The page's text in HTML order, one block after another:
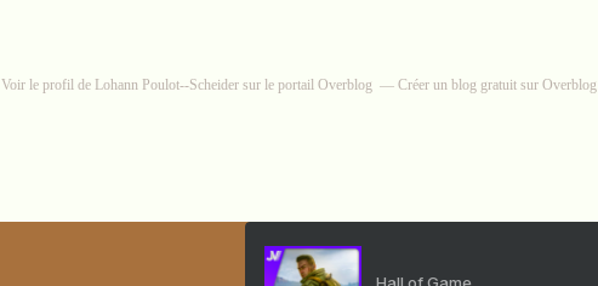
Voir le profil de Lohann Poulot--Scheider sur le portail Overblog Créer un blog gratuit sur Overblog